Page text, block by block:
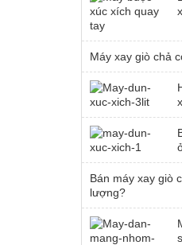
Máy xay giò chả
Bán máy xay giò
lượng?